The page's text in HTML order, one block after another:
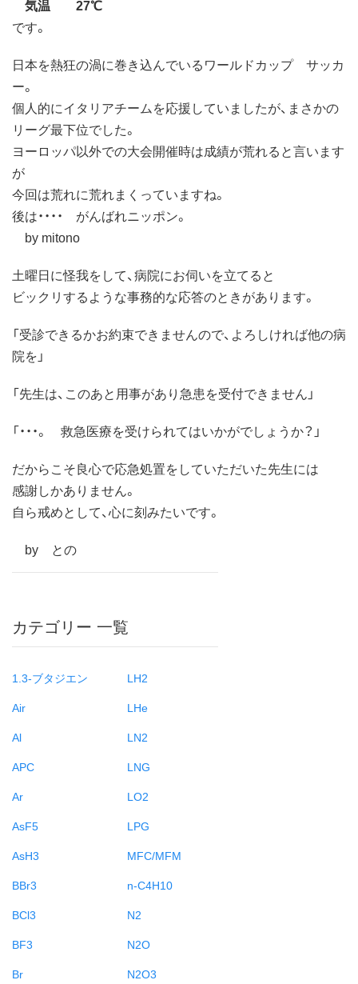
気温 27℃
です。
日本を熱狂の渦に巻き込んでいるワールドカップ サッカ
ー。
個人的にイタリアチームを応援していましたが、まさかの
リーグ最下位でした。
ヨーロッパ以外での大会開催時は成績が荒れると言います
が
今回は荒れに荒れまくっていますね。
後は・・・・ がんばれニッポン。
by mitono
土曜日に怪我をして、病院にお伺いを立てると
ビックリするような事務的な応答のときがあります。
「受診できるかお約束できませんので、よろしければ他の病
院を」
「先生は、このあと用事があり急患を受付できません」
「・・・。 救急医療を受けられてはいかがでしょうか？」
だからこそ良心で応急処置をしていただいた先生には
感謝しかありません。
自ら戒めとして、心に刻みたいです。
by との
カテゴリー 一覧
1.3-ブタジエン
Air
Al
APC
Ar
AsF5
AsH3
BBr3
BCl3
BF3
Br
LH2
LHe
LN2
LNG
LO2
LPG
MFC/MFM
n-C4H10
N2
N2O
N2O3